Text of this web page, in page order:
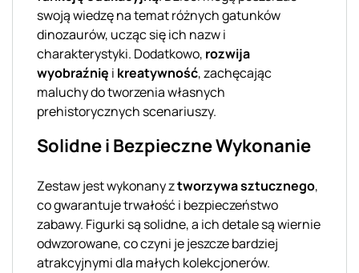
swoją wiedzę na temat różnych gatunków
dinozaurów, ucząc się ich nazw i
charakterystyki. Dodatkowo, rozwija
wyobraźnię i kreatywność, zachęcając
maluchy do tworzenia własnych
prehistorycznych scenariuszy.
Solidne i Bezpieczne Wykonanie
Zestaw jest wykonany ztworzywa sztucznego,
co gwarantuje trwałość i bezpieczeństwo
zabawy. Figurki są solidne, a ich detale są wiernie
odwzorowane, co czyni je jeszcze bardziej
atrakcyjnymi dla małych kolekcjonerów.